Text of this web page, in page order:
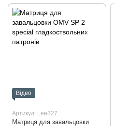
Відео
Артикул: Lee327
Матриця для завальцовки